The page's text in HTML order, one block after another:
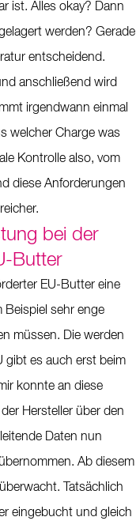
ist. Alles okay? Dann
werden? Gerade
entscheidend.
anschließend wird
irgendwann einmal
welcher Charge was
Kontrolle also, vom
diese Anforderungen
bei der
Butter
EU-Butter eine
Beispiel sehr enge
müssen. Die werden
gibt es auch erst beim
konnte an diese
Hersteller über den
Daten nun
Ab diesem
Tatsächlich
eingebucht und gleich